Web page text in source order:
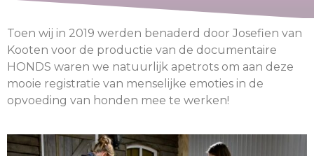
Toen wij in 2019 werden benaderd door Josefien van
Kooten voor de productie van de documentaire
HONDS waren we natuurlijk apetrots om aan deze
mooie registratie van menselijke emoties in de
opvoeding van honden mee te werken!